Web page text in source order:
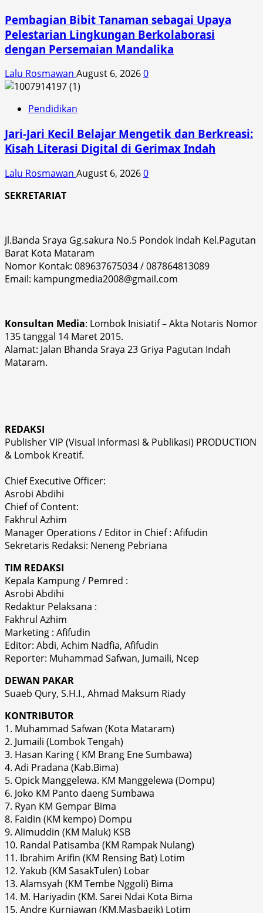
Pembagian Bibit Tanaman sebagai Upaya
Pelestarian Lingkungan Berkolaborasi
dengan Persemaian Mandalika
Lalu Rosmawan August 6, 20260
Pendidikan
Jari-Jari Kecil Belajar Mengetik dan Berkreasi:
Kisah Literasi Digital di Gerimax Indah
Lalu Rosmawan August 6, 20260
SEKRETARIAT
Jl.Banda Sraya Gg.sakura No.5 Pondok Indah Kel.Pagutan
Barat Kota Mataram
Nomor Kontak: 089637675034 / 087864813089
Email: kampungmedia2008@gmail.com
Konsultan Media: Lombok Inisiatif – Akta Notaris Nomor
135 tanggal 14 Maret 2015.
Alamat: Jalan Bhanda Sraya 23 Griya Pagutan Indah
Mataram.
REDAKSI
Publisher VIP (Visual Informasi & Publikasi) PRODUCTION
& Lombok Kreatif.
Chief Executive Officer:
Asrobi Abdihi
Chief of Content:
Fakhrul Azhim
Manager Operations / Editor in Chief : Afifudin
Sekretaris Redaksi: Neneng Pebriana
TIM REDAKSI
Kepala Kampung / Pemred :
Asrobi Abdihi
Redaktur Pelaksana :
Fakhrul Azhim
Marketing : Afifudin
Editor: Abdi, Achim Nadfia, Afifudin
Reporter: Muhammad Safwan, Jumaili, Ncep
DEWAN PAKAR
Suaeb Qury, S.H.I., Ahmad Maksum Riady
KONTRIBUTOR
1. Muhammad Safwan (Kota Mataram)
2. Jumaili (Lombok Tengah)
3. Hasan Karing ( KM Brang Ene Sumbawa)
4. Adi Pradana (Kab.Bima)
5. Opick Manggelewa. KM Manggelewa (Dompu)
6. Joko KM Panto daeng Sumbawa
7. Ryan KM Gempar Bima
8. Faidin (KM kempo) Dompu
9. Alimuddin (KM Maluk) KSB
10. Randal Patisamba (KM Rampak Nulang)
11. Ibrahim Arifin (KM Rensing Bat) Lotim
12. Yakub (KM SasakTulen) Lobar
13. Alamsyah (KM Tembe Nggoli) Bima
14. M. Hariyadin (KM. Sarei Ndai Kota Bima
15. Andre Kurniawan (KM.Masbagik) Lotim